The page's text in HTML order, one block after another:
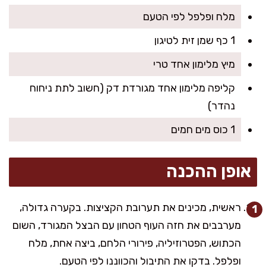
מלח ופלפל לפי הטעם
1 כף שמן זית לטיגון
מיץ מלימון אחד טרי
קליפה מלימון אחד מגורדת דק (חשוב לתת ניחוח
נהדר)
1 כוס מים חמים
אופן ההכנה
ראשית, מכינים את תערובת הקציצות. בקערה גדולה,
מערבבים את חזה העוף הטחון עם הבצל המגורד, השום
הכתוש, הפטרוזיליה, פירורי הלחם, ביצה אחת, מלח
ופלפל. בדקו את התיבול והכווננו לפי הטעם.